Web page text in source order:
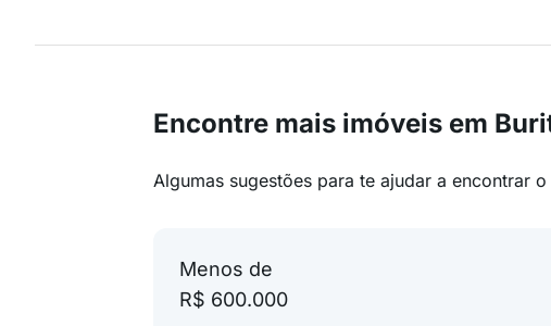
Encontre mais imóveis em
Algumas sugestões para te ajudar a encontrar
Menos de
R$ 600.000